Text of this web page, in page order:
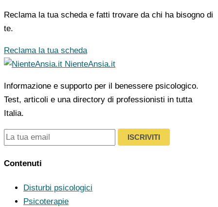
Reclama la tua scheda e fatti trovare da chi ha bisogno di
te.
Reclama la tua scheda
NienteAnsia.it
Informazione e supporto per il benessere psicologico.
Test, articoli e una directory di professionisti in tutta
Italia.
ISCRIVITI
Contenuti
Disturbi psicologici
Psicoterapie